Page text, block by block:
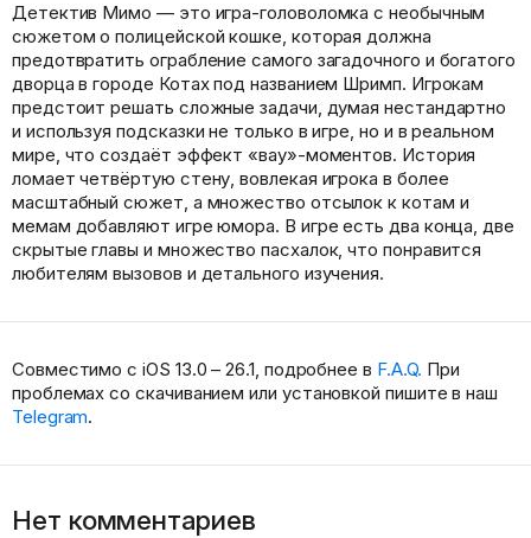
Детектив Мимо — это игра-головоломка с необычным
сюжетом о полицейской кошке, которая должна
предотвратить ограбление самого загадочного и богатого
дворца в городе Котах под названием Шримп. Игрокам
предстоит решать сложные задачи, думая нестандартно
и используя подсказки не только в игре, но и в реальном
мире, что создаёт эффект «вау»-моментов. История
ломает четвёртую стену, вовлекая игрока в более
масштабный сюжет, а множество отсылок к котам и
мемам добавляют игре юмора. В игре есть два конца, две
скрытые главы и множество пасхалок, что понравится
любителям вызовов и детального изучения.
Совместимо с iOS 13.0 – 26.1, подробнее в F.A.Q. При
проблемах со скачиванием или установкой пишите в наш
Telegram.
Нет комментариев